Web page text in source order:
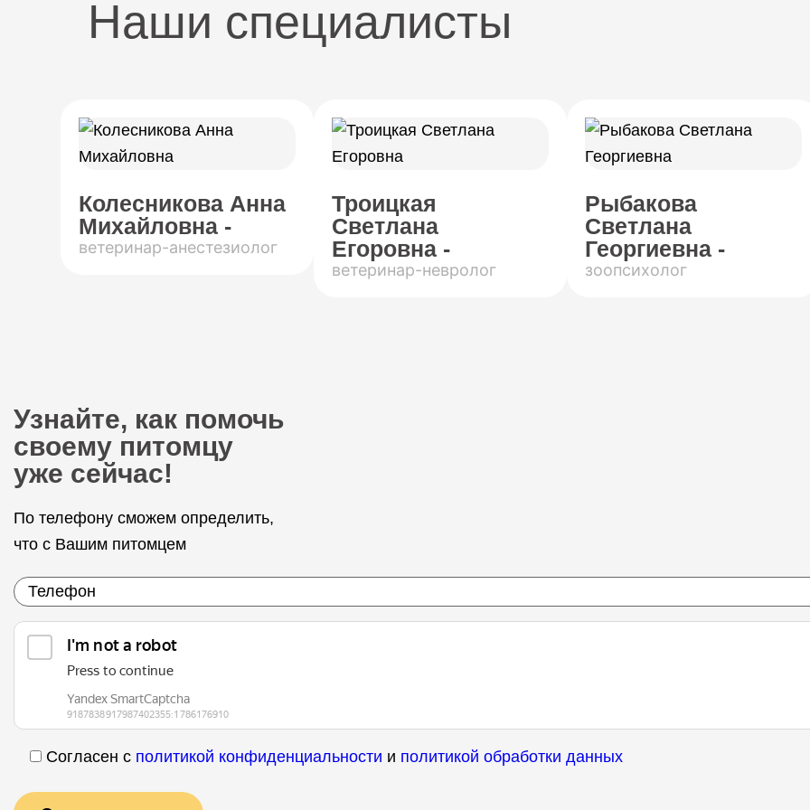
Наши специалисты
Колесникова Анна
Михайловна -
ветеринар-анестезиолог
Троицкая
Светлана
Егоровна -
ветеринар-невролог
Рыбакова
Светлана
Георгиевна -
зоопсихолог
Узнайте, как помочь
своему питомцу
уже сейчас!
По телефону сможем определить,
что с Вашим питомцем
Согласен с политикой конфиденциальности и политикой обработки данных